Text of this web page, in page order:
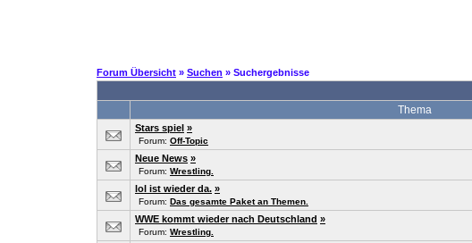
Forum Übersicht » Suchen » Suchergebnisse
Thema
Stars spiel »
Forum: Off-Topic
Neue News »
Forum: Wrestling.
lol ist wieder da. »
Forum: Das gesamte Paket an Themen.
WWE kommt wieder nach Deutschland »
Forum: Wrestling.